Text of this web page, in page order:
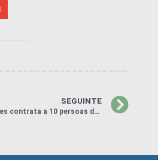
SEGUINTE
O Concello das Neves contrata a 10 persoas desempregadas, a xornada completa, con cargo ao ‘Plan Concellos’ da Deputación de Pontevedra